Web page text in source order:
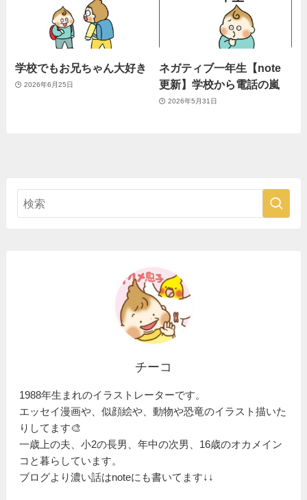
学校でもお兄ちゃん大好き
2026年6月25日
ネガティブ一年生【note
更新】学校から電話の嵐
2026年5月31日
チーコ
1988年生まれのイラストレーターです。
エッセイ漫画や、似顔絵や、動物や恐竜のイラスト描いた
りしてます🎨
一歳上の夫、小2の長男、年中の次男、16歳のオカメイン
コと暮らしています。
ブログより濃い話はnoteにも書いてます↓↓